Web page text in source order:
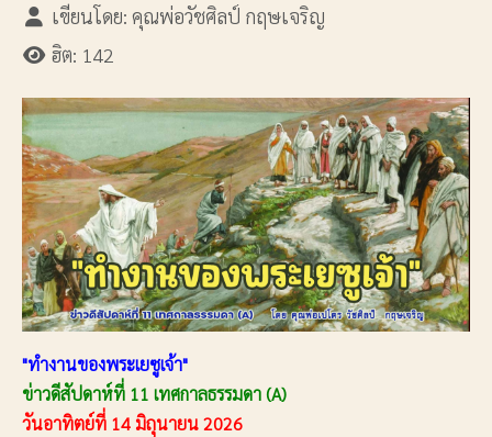
เขียนโดย: คุณพ่อวัชศิลป์ กฤษเจริญ
ฮิต: 142
"ทำงานของพระเยซูเจ้า"
ข่าวดีสัปดาห์ที่ 11 เทศกาลธรรมดา (A)
วันอาทิตย์ที่ 14 มิถุนายน 2026